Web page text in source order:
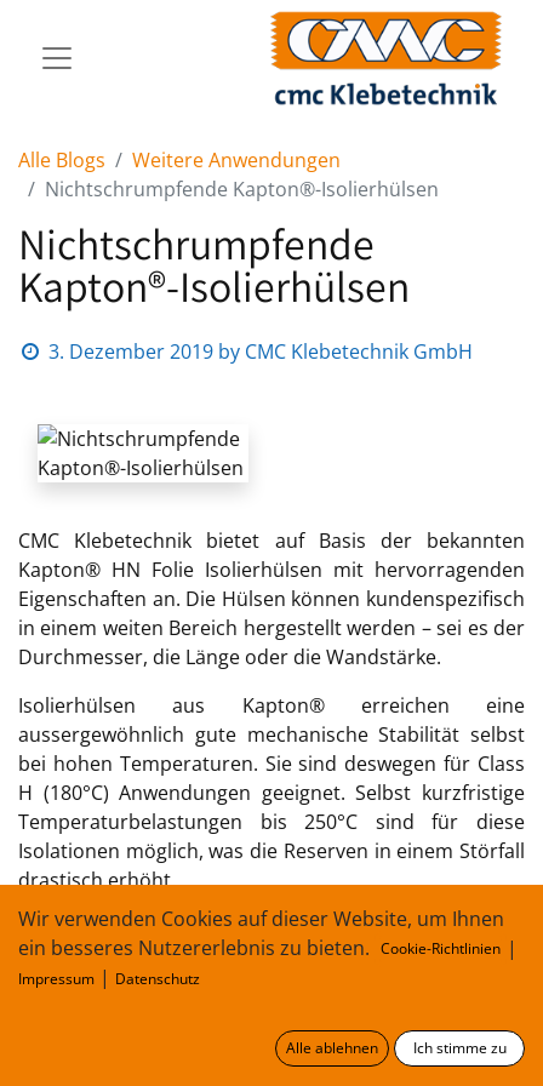
Alle Blogs
Weitere Anwendungen
Nichtschrumpfende Kapton®-Isolierhülsen
Nichtschrumpfende
Kapton®-Isolierhülsen
3. Dezember 2019 by CMC Klebetechnik GmbH
CMC Klebetechnik bietet auf Basis der bekannten
Kapton® HN Folie Isolierhülsen mit hervorragenden
Eigenschaften an. Die Hülsen können kundenspezifisch
in einem weiten Bereich hergestellt werden – sei es der
Durchmesser, die Länge oder die Wandstärke.
Isolierhülsen aus Kapton® erreichen eine
aussergewöhnlich gute mechanische Stabilität selbst
bei hohen Temperaturen. Sie sind deswegen für Class
H (180°C) Anwendungen geeignet. Selbst kurzfristige
Temperaturbelastungen bis 250°C sind für diese
Isolationen möglich, was die Reserven in einem Störfall
drastisch erhöht.
Mehrlagige, präzisionsgewickelte Schutzhülsen aus
Kapton® von DuPont haben eine sehr gute
Dielektrische Spannungsfestigkeit, die auch bei sehr
verloren geht. Für Anwendungen, in denen ein sehr
dünner, runder Isolationsaufbau benötigt wird, sind
Wir verwenden Cookies auf dieser Website, um Ihnen
ein besseres Nutzererlebnis zu bieten. Cookie-Richtlinien |
Impressum | Datenschutz
Alle ablehnen Ich stimme zu